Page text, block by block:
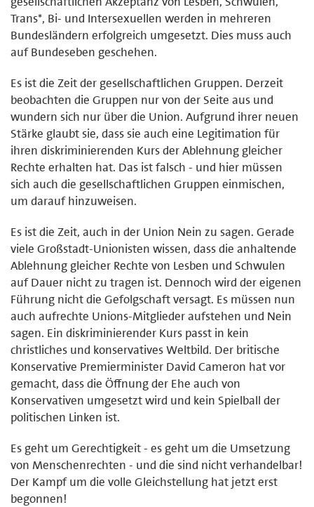
Trans*, Bi- und Intersexuellen werden in mehreren
Bundesländern erfolgreich umgesetzt. Dies muss auch
auf Bundeseben geschehen.
Es ist die Zeit der gesellschaftlichen Gruppen. Derzeit
beobachten die Gruppen nur von der Seite aus und
wundern sich nur über die Union. Aufgrund ihrer neuen
Stärke glaubt sie, dass sie auch eine Legitimation für
ihren diskriminierenden Kurs der Ablehnung gleicher
Rechte erhalten hat. Das ist falsch - und hier müssen
sich auch die gesellschaftlichen Gruppen einmischen,
um darauf hinzuweisen.
Es ist die Zeit, auch in der Union Nein zu sagen. Gerade
viele Großstadt-Unionisten wissen, dass die anhaltende
Ablehnung gleicher Rechte von Lesben und Schwulen
auf Dauer nicht zu tragen ist. Dennoch wird der eigenen
Führung nicht die Gefolgschaft versagt. Es müssen nun
auch aufrechte Unions-Mitglieder aufstehen und Nein
sagen. Ein diskriminierender Kurs passt in kein
christliches und konservatives Weltbild. Der britische
Konservative Premierminister David Cameron hat vor
gemacht, dass die Öffnung der Ehe auch von
Konservativen umgesetzt wird und kein Spielball der
politischen Linken ist.
Es geht um Gerechtigkeit - es geht um die Umsetzung
von Menschenrechten - und die sind nicht verhandelbar!
Der Kampf um die volle Gleichstellung hat jetzt erst
begonnen!